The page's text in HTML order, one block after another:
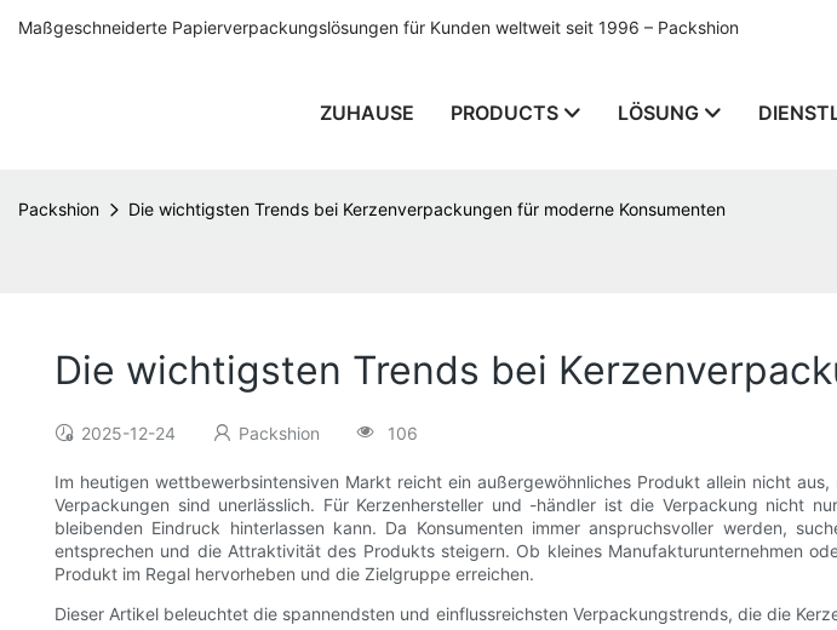
Maßgeschneiderte Papierverpackungslösungen für Kunden weltweit seit 1996 – Packshion
ZUHAUSE PRODUCTS LÖSUNG
Packshion Die wichtigsten Trends bei Kerzenverpackungen für moderne Konsumenten
Die wichtigsten Trends bei
2025-12-24 Packshion 106
Im heutigen wettbewerbsintensiven Markt reicht ein außergewöhnliches Produkt allein nicht
Verpackungen sind unerlässlich. Für Kerzenhersteller und -händler ist die Verpackung nicht
bleibenden Eindruck hinterlassen kann. Da Konsumenten immer anspruchsvoller werden,
entsprechen und die Attraktivität des Produkts steigern. Ob kleines Manufakturunternehmen
Produkt im Regal hervorheben und die Zielgruppe erreichen.
Dieser Artikel beleuchtet die spannendsten und einflussreichsten Verpackungstrends, die die